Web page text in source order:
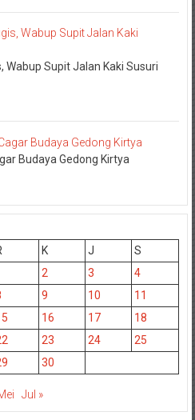
Wabup Supit Jalan Kaki Susuri
Budaya Gedong Kirtya
K J
S
2 3
4
9 10
11
16 17
18
23 24
25
30
Jul »